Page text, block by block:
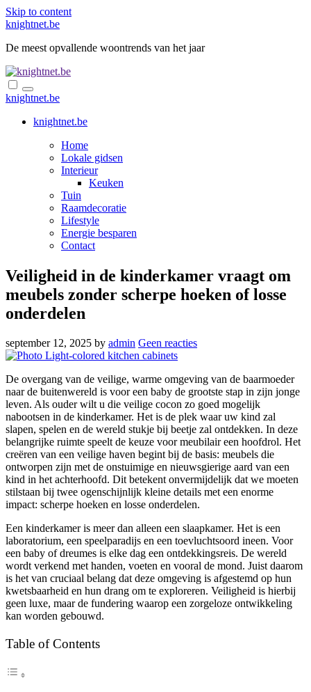
Skip to content
knightnet.be
De meest opvallende woontrends van het jaar
knightnet.be
knightnet.be
Home
Lokale gidsen
Interieur
Keuken
Tuin
Raamdecoratie
Lifestyle
Energie besparen
Contact
Veiligheid in de kinderkamer vraagt om
meubels zonder scherpe hoeken of losse
onderdelen
september 12, 2025 by admin Geen reacties
De overgang van de veilige, warme omgeving van de baarmoeder
naar de buitenwereld is voor een baby de grootste stap in zijn jonge
leven. Als ouder wilt u die veilige cocon zo goed mogelijk
nabootsen in de kinderkamer. Het is de plek waar uw kind zal
slapen, spelen en de wereld stukje bij beetje zal ontdekken. In deze
belangrijke ruimte speelt de keuze voor meubilair een hoofdrol. Het
creëren van een veilige haven begint bij de basis: meubels die
ontworpen zijn met de onstuimige en nieuwsgierige aard van een
kind in het achterhoofd. Dit betekent onvermijdelijk dat we moeten
stilstaan bij twee ogenschijnlijk kleine details met een enorme
impact: scherpe hoeken en losse onderdelen.
Een kinderkamer is meer dan alleen een slaapkamer. Het is een
laboratorium, een speelparadijs en een toevluchtsoord ineen. Voor
een baby of dreumes is elke dag een ontdekkingsreis. De wereld
wordt verkend met handen, voeten en vooral de mond. Juist daarom
is het van cruciaal belang dat deze omgeving is afgestemd op hun
kwetsbaarheid en hun drang om te exploreren. Veiligheid is hierbij
geen luxe, maar de fundering waarop een zorgeloze ontwikkeling
kan worden gebouwd.
Table of Contents